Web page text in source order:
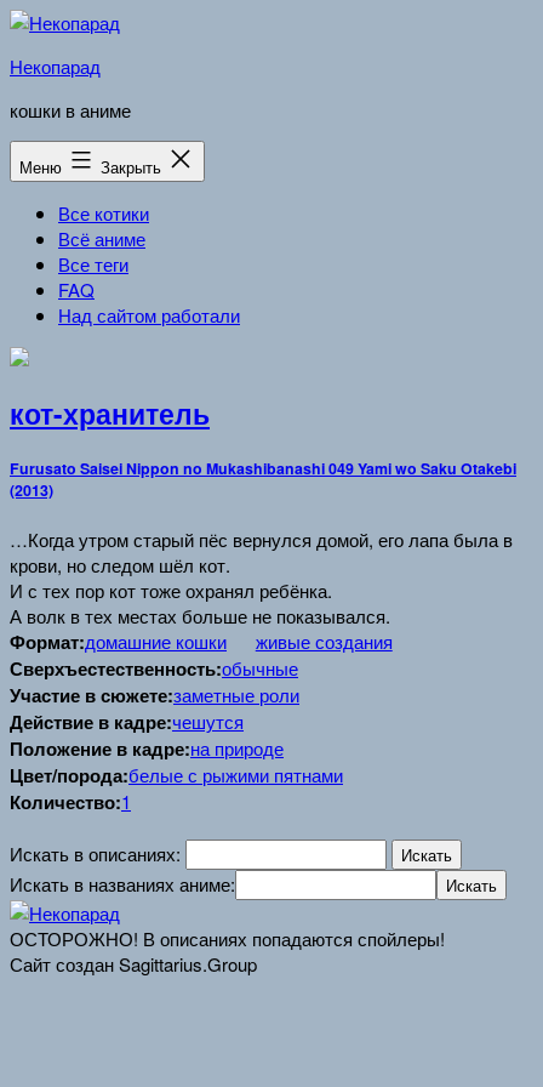
Перейти
содержимому
Некопарад
кошки в аниме
Меню Закрыть
Все котики
Всё аниме
Все теги
FAQ
Над сайтом работали
кот-хранитель
Furusato Saisei Nippon no Mukashibanashi 049 Yami wo Saku Otakebi
(2013)
…Когда утром старый пёс вернулся домой, его лапа была в
крови, но следом шёл кот.
И с тех пор кот тоже охранял ребёнка.
А волк в тех местах больше не показывался.
Формат:домашние кошки живые создания
Сверхъестественность:обычные
Участие в сюжете:заметные роли
Действие в кадре:чешутся
Положение в кадре:на природе
Цвет/порода:белые с рыжими пятнами
Количество:1
Искать в описаниях:
Искать в названиях аниме:
ОСТОРОЖНО! В описаниях попадаются спойлеры!
Сайт создан Sagittarius.Group